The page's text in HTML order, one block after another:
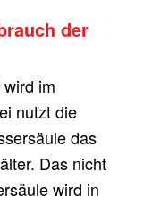
der
im
nutzt die
das
Das nicht
wird in